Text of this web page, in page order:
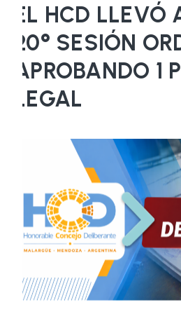
EL HCD LLEVÓ
20° SESIÓN
APROBANDO 1
LEGAL